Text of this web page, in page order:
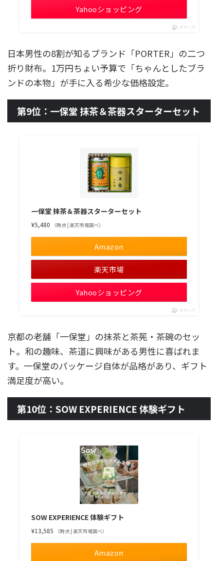
Yahooショッピング
ポチップ
日本男性の8割が知るブランド「PORTER」の二つ
折り財布。1万円ちょい予算で「ちゃんとしたブラ
ンドの本物」が手に入る希少な価格設定。
第9位：一保堂 抹茶＆茶器スターターセット
一保堂 抹茶＆茶器スターターセット
¥5,480 （時点 | 楽天市場調べ）
Amazon
楽天市場
Yahooショッピング
ポチップ
京都の老舗「一保堂」の抹茶と茶筅・茶碗のセッ
ト。和の趣味、茶道に興味がある男性に喜ばれま
す。一保堂のパッケージ自体が品格があり、ギフト
満足度が高い。
第10位：SOW EXPERIENCE 体験ギフト
SOW EXPERIENCE 体験ギフト
¥13,585 （時点 | 楽天市場調べ）
Amazon